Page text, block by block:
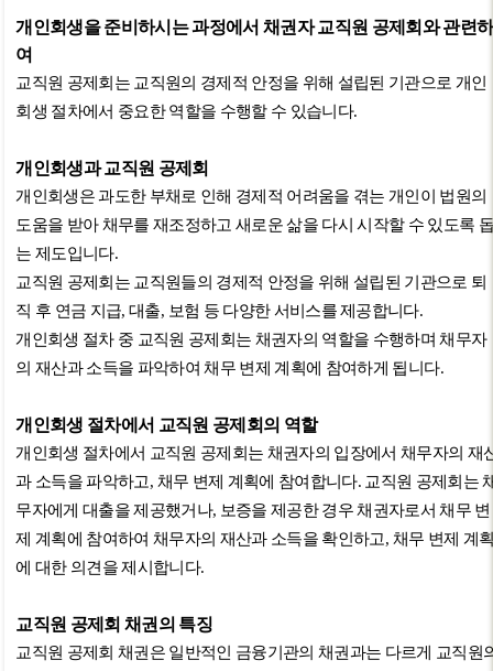
개인회생을 준비하시는 과정에서 채권자 교직원 공제회와 관련하
여
교직원 공제회는 교직원의 경제적 안정을 위해 설립된 기관으로 개인
회생 절차에서 중요한 역할을 수행할 수 있습니다.
개인회생과 교직원 공제회
개인회생은 과도한 부채로 인해 경제적 어려움을 겪는 개인이 법원의
도움을 받아 채무를 재조정하고 새로운 삶을 다시 시작할 수 있도록
는 제도입니다.
교직원 공제회는 교직원들의 경제적 안정을 위해 설립된 기관으로 퇴
직 후 연금 지급,대출, 보험 등 다양한 서비스를 제공합니다.
개인회생 절차 중 교직원 공제회는 채권자의 역할을 수행하며 채무자
의 재산과 소득을 파악하여 채무 변제 계획에 참여하게 됩니다.
개인회생 절차에서 교직원 공제회의 역할
개인회생 절차에서 교직원 공제회는 채권자의 입장에서 채무자의 재
과 소득을 파악하고, 채무 변제 계획에 참여합니다. 교직원 공제회는
무자에게 대출을 제공했거나, 보증을 제공한 경우 채권자로서 채무 변
제 계획에 참여하여 채무자의 재산과 소득을 확인하고, 채무 변제 계
에 대한 의견을 제시합니다.
교직원 공제회 채권의 특징
교직원 공제회 채권은 일반적인 금융기관의 채권과는 다르게 교직원